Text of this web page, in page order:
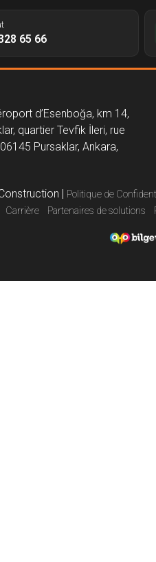
65 66
d’Esenboğa, km 14,
quartier Tevfik İleri, rue
Pursaklar, Ankara,
| Politique de
Carrière Partenaires de solutions